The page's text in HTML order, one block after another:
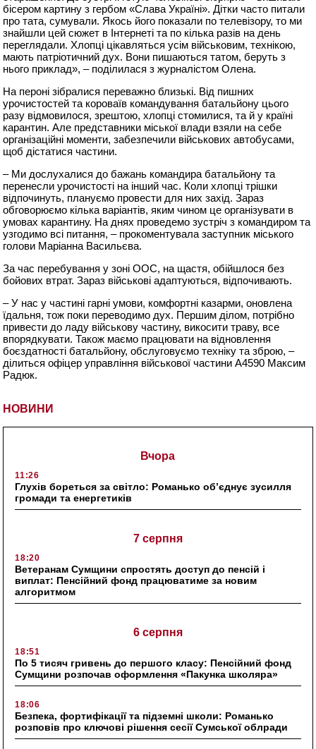
НОВИНИ
Вчора
11:26
Глухів бореться за світло: Романько об’єднує зусилля
громади та енергетиків
7 серпня
18:20
Ветеранам Сумщини спростять доступ до пенсій і
виплат: Пенсійний фонд працюватиме за новим
алгоритмом
6 серпня
18:51
По 5 тисяч гривень до першого класу: Пенсійний фонд
Сумщини розпочав оформлення «Пакунка школяра»
18:06
Безпека, фортифікації та підземні школи: Романько
розповів про ключові рішення сесії Сумської облради
бісером картину з гербом «Слава Україні». Дітки часто питали
про тата, сумували. Якось його показали по телевізору, то ми
знайшли цей сюжет в Інтернеті та по кілька разів на день
переглядали. Хлопці цікавляться усім військовим, технікою,
мають патріотичний дух. Вони пишаються татом, беруть з
нього приклад», – поділилася з журналістом Олена.
На пероні зібралися переважно близькі. Від пишних
урочистостей та короваїв командування батальйону цього
разу відмовилося, зрештою, хлопці стомилися, та й у країні
карантин. Але представники міської влади взяли на себе
організаційні моменти, забезпечили військових автобусами,
щоб дістатися частини.
– Ми дослухалися до бажань командира батальйону та
перенесли урочистості на інший час. Коли хлопці трішки
відпочинуть, плануємо провести для них захід. Зараз
обговорюємо кілька варіантів, яким чином це організувати в
умовах карантину. На днях проведемо зустріч з командиром та
узгодимо всі питання, – прокоментувала заступник міського
голови Маріанна Васильєва.
За час перебування у зоні ООС, на щастя, обійшлося без
бойових втрат. Зараз військові адаптуються, відпочивають.
– У нас у частині гарні умови, комфортні казарми, оновлена
їдальня, тож поки переводимо дух. Першим ділом, потрібно
привести до ладу військову частину, викосити траву, все
впорядкувати. Також маємо працювати на відновлення
боєздатності батальйону, обслуговуємо техніку та зброю, –
ділиться офіцер управління військової частини А4590 Максим
Радюк.